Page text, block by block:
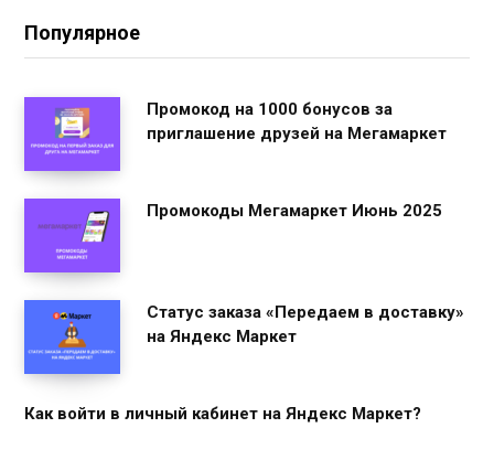
Популярное
Промокод на 1000 бонусов за
приглашение друзей на Мегамаркет
Промокоды Мегамаркет Июнь 2025
Статус заказа «Передаем в доставку»
на Яндекс Маркет
Как войти в личный кабинет на Яндекс Маркет?